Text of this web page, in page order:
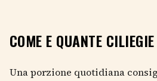
COME E QUANTE
Una porzione quotidiana